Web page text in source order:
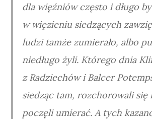
dla więźniów często i długo
w więzieniu siedzących
ludzi tamże zumierało, albo
niedługo żyli. Którego dnia
z Radziechów i Balcer
siedząc tam, rozchorowali się
poczęli umierać. A tych